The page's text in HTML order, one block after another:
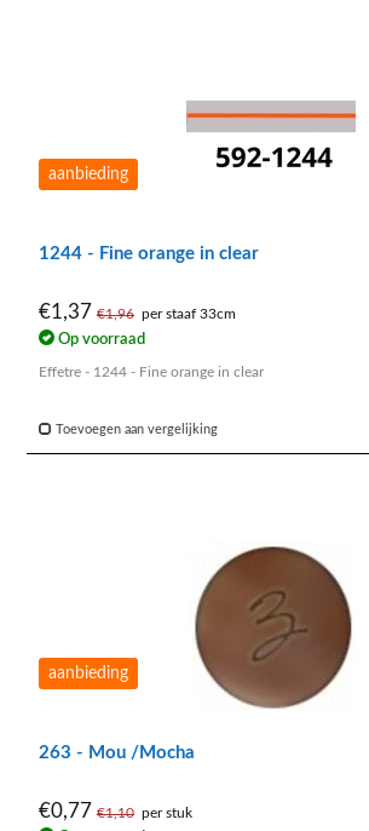
aanbieding
1244 - Fine orange in clear
€1,37 €1,96 per staaf 33cm
Op voorraad
Effetre - 1244 - Fine orange in clear
Toevoegen aan vergelijking
aanbieding
263 - Mou /Mocha
€0,77 €1,10 per stuk